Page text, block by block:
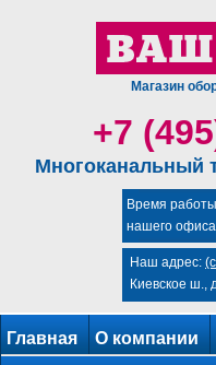
Магазин
+7
Многоканальный
Время работы
нашего
Наш адрес:
Киевское ш.,
Главная О компании